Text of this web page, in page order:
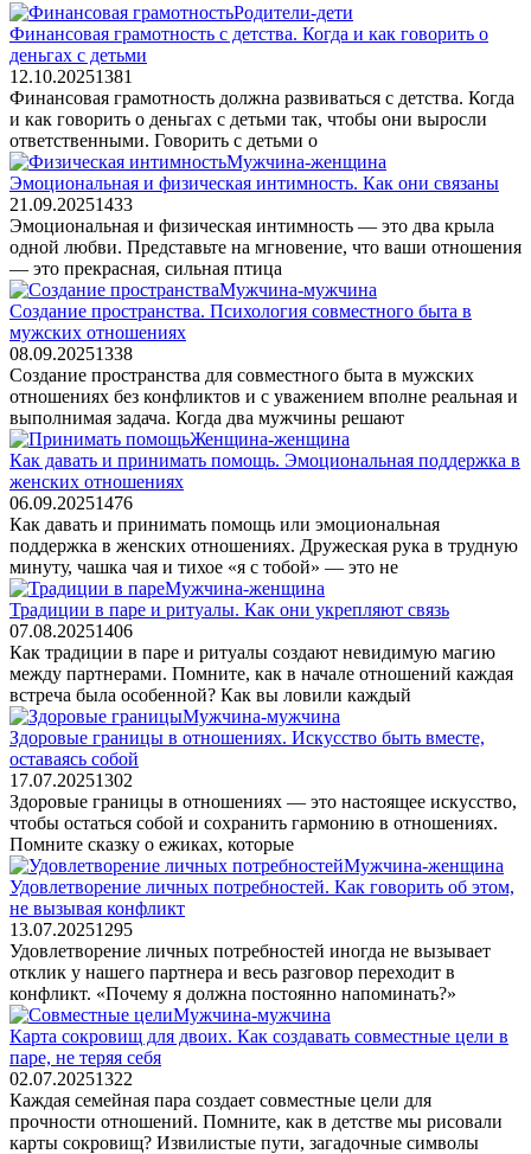
Родители-дети
Финансовая грамотность с детства. Когда и как говорить о
деньгах с детьми
12.10.20251381
Финансовая грамотность должна развиваться с детства. Когда
и как говорить о деньгах с детьми так, чтобы они выросли
ответственными. Говорить с детьми о
Мужчина-женщина
Эмоциональная и физическая интимность. Как они связаны
21.09.20251433
Эмоциональная и физическая интимность — это два крыла
одной любви. Представьте на мгновение, что ваши отношения
— это прекрасная, сильная птица
Мужчина-мужчина
Создание пространства. Психология совместного быта в
мужских отношениях
08.09.20251338
Создание пространства для совместного быта в мужских
отношениях без конфликтов и с уважением вполне реальная и
выполнимая задача. Когда два мужчины решают
Женщина-женщина
Как давать и принимать помощь. Эмоциональная поддержка в
женских отношениях
06.09.20251476
Как давать и принимать помощь или эмоциональная
поддержка в женских отношениях. Дружеская рука в трудную
минуту, чашка чая и тихое «я с тобой» — это не
Мужчина-женщина
Традиции в паре и ритуалы. Как они укрепляют связь
07.08.20251406
Как традиции в паре и ритуалы создают невидимую магию
между партнерами. Помните, как в начале отношений каждая
встреча была особенной? Как вы ловили каждый
Мужчина-мужчина
Здоровые границы в отношениях. Искусство быть вместе,
оставаясь собой
17.07.20251302
Здоровые границы в отношениях — это настоящее искусство,
чтобы остаться собой и сохранить гармонию в отношениях.
Помните сказку о ежиках, которые
Мужчина-женщина
Удовлетворение личных потребностей. Как говорить об этом,
не вызывая конфликт
13.07.20251 295
Удовлетворение личных потребностей иногда не вызывает
отклик у нашего партнера и весь разговор переходит в
конфликт. «Почему я должна постоянно напоминать?»
Мужчина-мужчина
Карта сокровищ для двоих. Как создавать совместные цели в
паре, не теряя себя
02.07.20251322
Каждая семейная пара создает совместные цели для
прочности отношений. Помните, как в детстве мы рисовали
карты сокровищ? Извилистые пути, загадочные символы